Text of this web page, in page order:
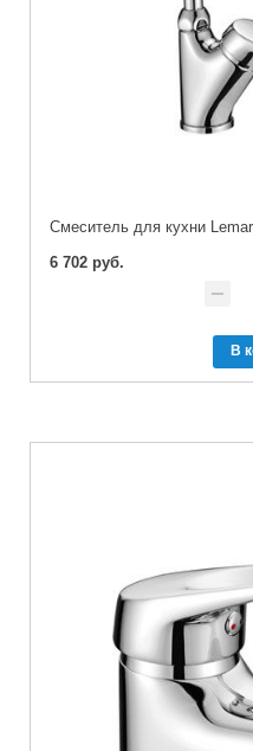
Cмеситель для кухни
6 702 руб.
В